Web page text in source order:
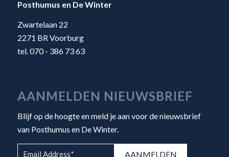
Posthumus en De Winter
Zwartelaan 22
2271 BR Voorburg
tel. 070 - 386 73 63
AANMELDEN NIEUWSBRIEF
Blijf op de hoogte en meld je aan voor de nieuwsbrief
van Posthumus en De Winter.